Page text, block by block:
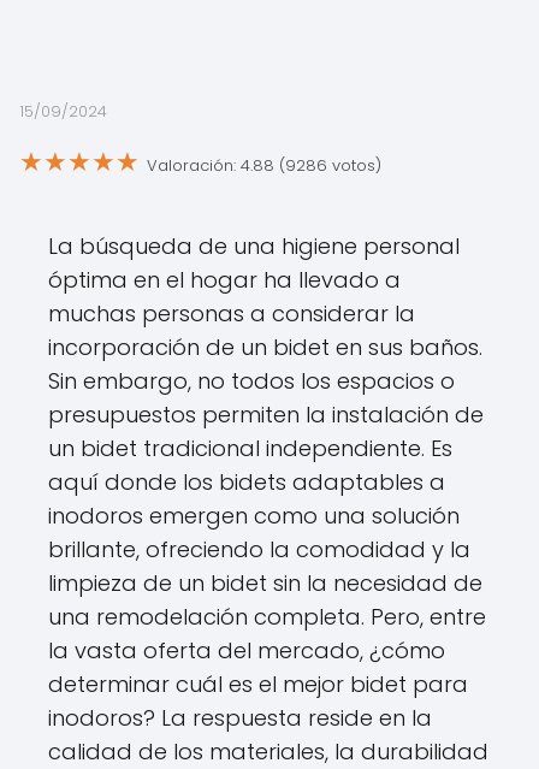
15/09/2024
★★★★★ Valoración: 4.88 (9286 votos)
La búsqueda de una higiene personal
óptima en el hogar ha llevado a
muchas personas a considerar la
incorporación de un bidet en sus baños.
Sin embargo, no todos los espacios o
presupuestos permiten la instalación de
un bidet tradicional independiente. Es
aquí donde los bidets adaptables a
inodoros emergen como una solución
brillante, ofreciendo la comodidad y la
limpieza de un bidet sin la necesidad de
una remodelación completa. Pero, entre
la vasta oferta del mercado, ¿cómo
determinar cuál es el mejor bidet para
inodoros? La respuesta reside en la
calidad de los materiales, la durabilidad